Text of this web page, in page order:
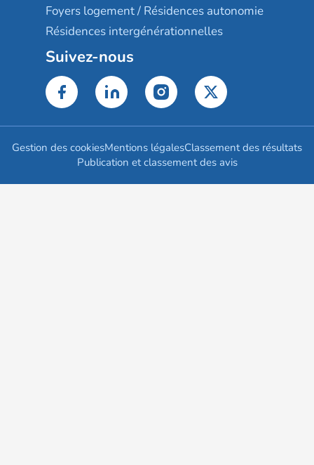
Foyers logement / Résidences autonomie
Résidences intergénérationnelles
Suivez-nous
Gestion des cookiesMentions légalesClassement des résultats
Publication et classement des avis